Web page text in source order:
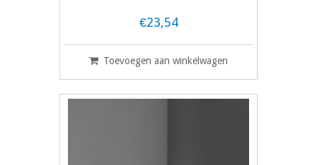
€23,54
Toevoegen aan winkelwagen